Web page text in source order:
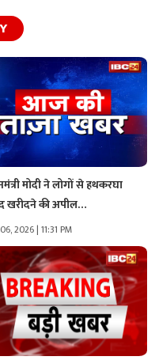
मोदी ने लोगों से हथकरघा
खरीदने की अपील…
2026 | 11:31 PM